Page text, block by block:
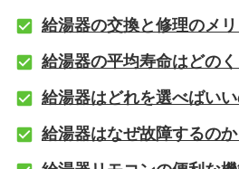
給湯器の交換と修理のメ
給湯器の平均寿命はどのく
給湯器はどれを選べばいい
給湯器はなぜ故障するの